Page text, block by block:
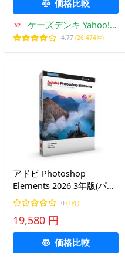
価格比較
ケーズデンキ Yahoo!シ
ョップ
4.77 (26,474件)
アドビ Photoshop
Elements 2026 3年版(パッ
ケージ版) ※メディアレス
PHOTOELE20263Y-H 返品
種別B
0 (1件)
19,580 円
価格比較